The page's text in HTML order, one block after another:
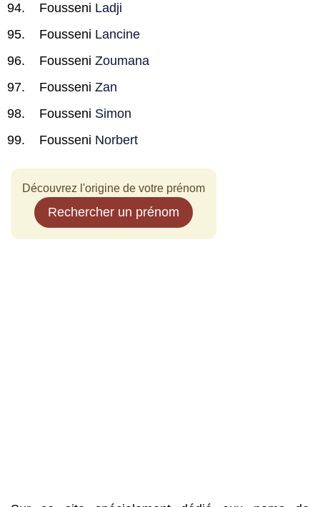
Fousseni Ladji
Fousseni Lancine
Fousseni Zoumana
Fousseni Zan
Fousseni Simon
Fousseni Norbert
Découvrez l'origine de votre prénom
Rechercher un prénom